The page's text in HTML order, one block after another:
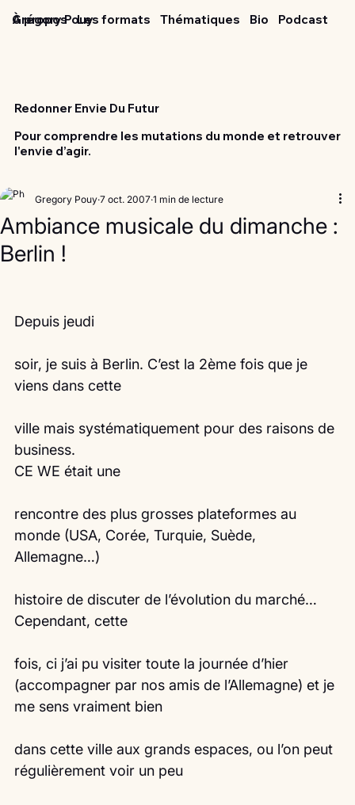
Grégory Pouy
À propos Les formats Thématiques Podcast
Bio
Redonner Envie Du Futur
Pour comprendre les mutations du monde et retrouver
l'envie d’agir.
Ambiance musicale du dimanche :
Berlin !
Gregory Pouy 7 oct. 2007 1 min de lecture
Depuis jeudi
soir, je suis à Berlin. C’est la 2ème fois que je
viens dans cette
ville mais systématiquement pour des raisons de
business.
CE WE était une
rencontre des plus grosses plateformes au
monde (USA, Corée, Turquie, Suède,
Allemagne…)
histoire de discuter de l’évolution du marché…
Cependant, cette
fois, ci j’ai pu visiter toute la journée d’hier
(accompagner par nos amis de l’Allemagne) et je
me sens vraiment bien
dans cette ville aux grands espaces, ou l’on peut
régulièrement voir un peu